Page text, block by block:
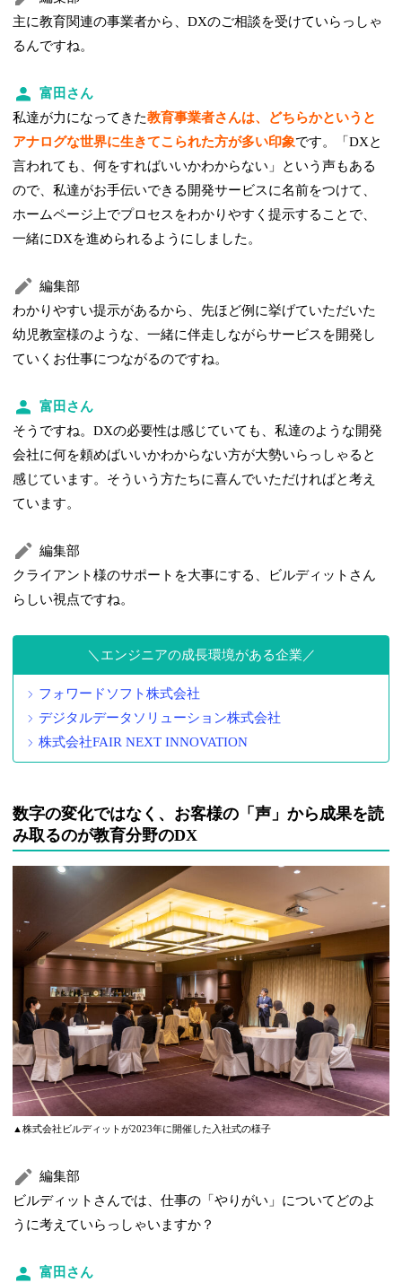
主に教育関連の事業者から、DXのご相談を受けていらっしゃ
るんですね。
富田さん
私達が力になってきた教育事業者さんは、どちらかというと
アナログな世界に生きてこられた方が多い印象です。「DXと
言われても、何をすればいいかわからない」という声もある
ので、私達がお手伝いできる開発サービスに名前をつけて、
ホームページ上でプロセスをわかりやすく提示することで、
一緒にDXを進められるようにしました。
編集部
わかりやすい提示があるから、先ほど例に挙げていただいた
幼児教室様のような、一緒に伴走しながらサービスを開発し
ていくお仕事につながるのですね。
富田さん
そうですね。DXの必要性は感じていても、私達のような開発
会社に何を頼めばいいかわからない方が大勢いらっしゃると
感じています。そういう方たちに喜んでいただければと考え
ています。
編集部
クライアント様のサポートを大事にする、ビルディットさん
らしい視点ですね。
エンジニアの成長環境がある企業
フォワードソフト株式会社
デジタルデータソリューション株式会社
株式会社FAIR NEXT INNOVATION
数字の変化ではなく、お客様の「声」から成果を読
み取るのが教育分野のDX
▲株式会社ビルディットが2023年に開催した入社式の様子
編集部
ビルディットさんでは、仕事の「やりがい」についてどのよ
うに考えていらっしゃいますか？
富田さん